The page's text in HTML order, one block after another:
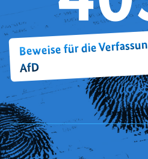
Beweise für die
AfD